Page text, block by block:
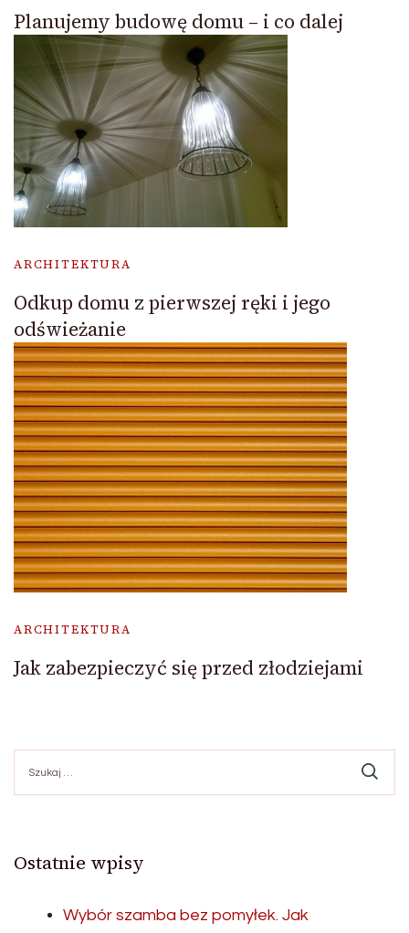
Planujemy budowę domu – i co dalej
ARCHITEKTURA
Odkup domu z pierwszej ręki i jego
odświeżanie
ARCHITEKTURA
Jak zabezpieczyć się przed złodziejami
Ostatnie wpisy
Wybór szamba bez pomyłek. Jak